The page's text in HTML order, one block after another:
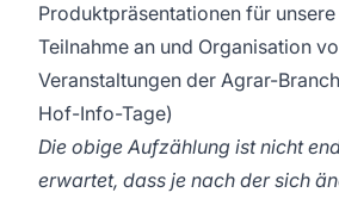
Produktpräsentationen für unsere
Teilnahme an und Organisation
Veranstaltungen der Agrar-
Hof-Info-Tage)
Die obige Aufzählung ist nicht
erwartet, dass je nach der sich